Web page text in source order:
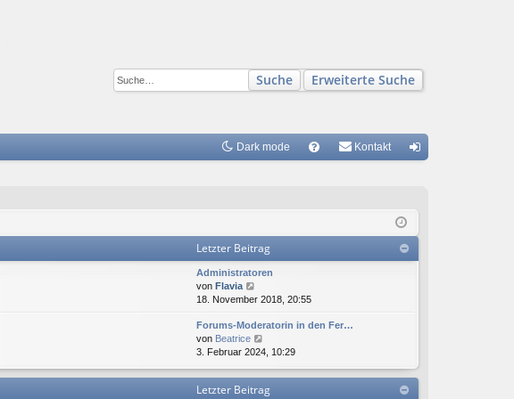
Suche Erweiterte Suche
Dark mode Kontakt
Letzter Beitrag
Administratoren
von Flavia
e
u
e
s
t
r
B
18. November 2018, 20:55
Forums-Moderatorin in den Fer…
von Beatrice
e
e
s
3. Februar 2024, 10:29
Letzter Beitrag